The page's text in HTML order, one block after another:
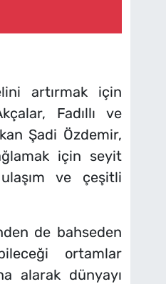
artırmak için
Fadıllı ve
Şadi Özdemir,
için seyit
ve çeşitli
de bahseden
ortamlar
alarak dünyayı